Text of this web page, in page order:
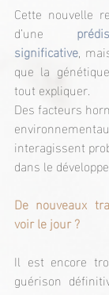
Cette nouvelle
d’une
significative,
que la
tout expliquer.
Des facteurs
interagissent
dans le
De nouveaux
voir le jour ?
Il est encore
guérison